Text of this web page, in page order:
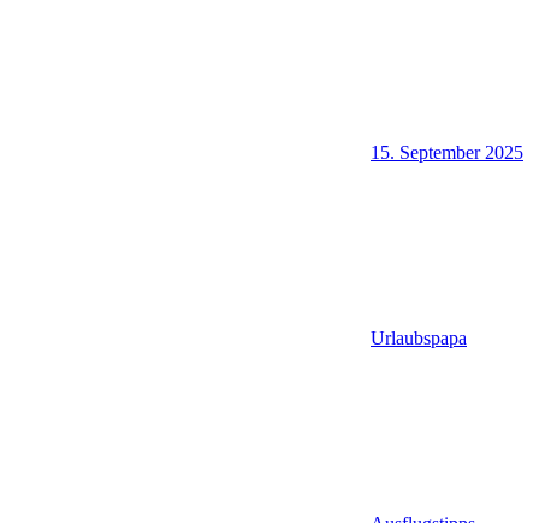
15. September 2025
Urlaubspapa